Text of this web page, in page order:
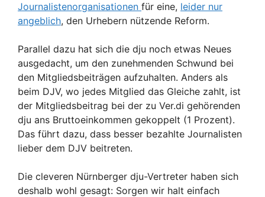
Journalistenorganisationen für eine, leider nur
angeblich, den Urhebern nützende Reform.
Parallel dazu hat sich die dju noch etwas Neues
ausgedacht, um den zunehmenden Schwund bei
den Mitgliedsbeiträgen aufzuhalten. Anders als
beim DJV, wo jedes Mitglied das Gleiche zahlt, ist
der Mitgliedsbeitrag bei der zu Ver.di gehörenden
dju ans Bruttoeinkommen gekoppelt (1 Prozent).
Das führt dazu, dass besser bezahlte Journalisten
lieber dem DJV beitreten.
Die cleveren Nürnberger dju-Vertreter haben sich
deshalb wohl gesagt: Sorgen wir halt einfach